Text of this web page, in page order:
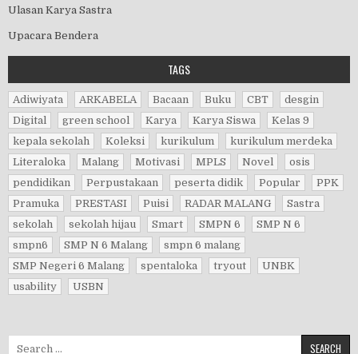
Ulasan Karya Sastra
Upacara Bendera
TAGS
Adiwiyata ARKABELA Bacaan Buku CBT
desgin
Digital
green school Karya Karya Siswa
Kelas 9
kepala sekolah
Koleksi kurikulum
kurikulum merdeka
Literaloka
Malang Motivasi MPLS Novel
osis
pendidikan
Perpustakaan peserta didik Popular
PPK
Pramuka
PRESTASI Puisi RADAR MALANG
Sastra
sekolah
sekolah hijau Smart SMPN 6
SMP N 6
smpn6
SMP N 6 Malang
smpn 6 malang
SMP Negeri 6 Malang
spentaloka tryout
UNBK
usability
USBN